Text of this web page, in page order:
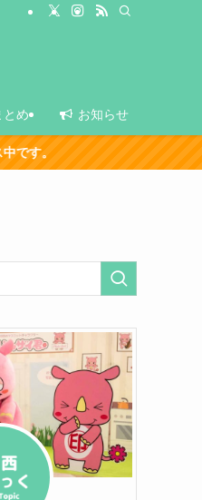
とめ お知らせ